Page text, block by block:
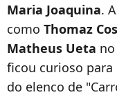
Maria Joaquina.
como Thomaz
Matheus Ueta
ficou curioso para
do elenco de